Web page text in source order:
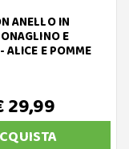
ANELLO IN
E
ALICE E POMME
29,99